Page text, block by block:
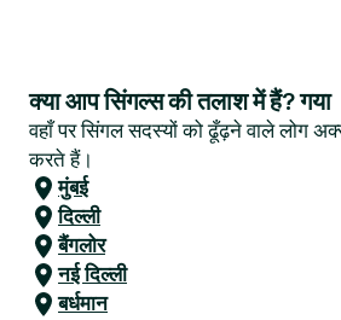
क्या आप सिंगल्स की तलाश में हैं? गया
वहाँ पर सिंगल सदस्यों को ढूँढ़ने वाले लोग
करते हैं।
मुंबई
दिल्ली
बैंगलोर
नई दिल्ली
बर्धमान